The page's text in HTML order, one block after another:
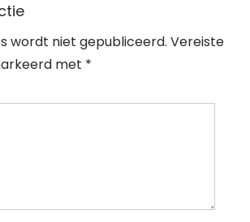
wordt niet gepubliceerd. Vereiste
met *